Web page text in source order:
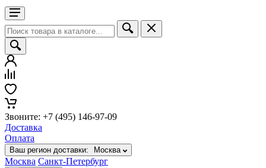
Звоните: +7 (495) 146-97-09
Доставка
Оплата
Ваш регион доставки: Москва
Москва Санкт-Петербург